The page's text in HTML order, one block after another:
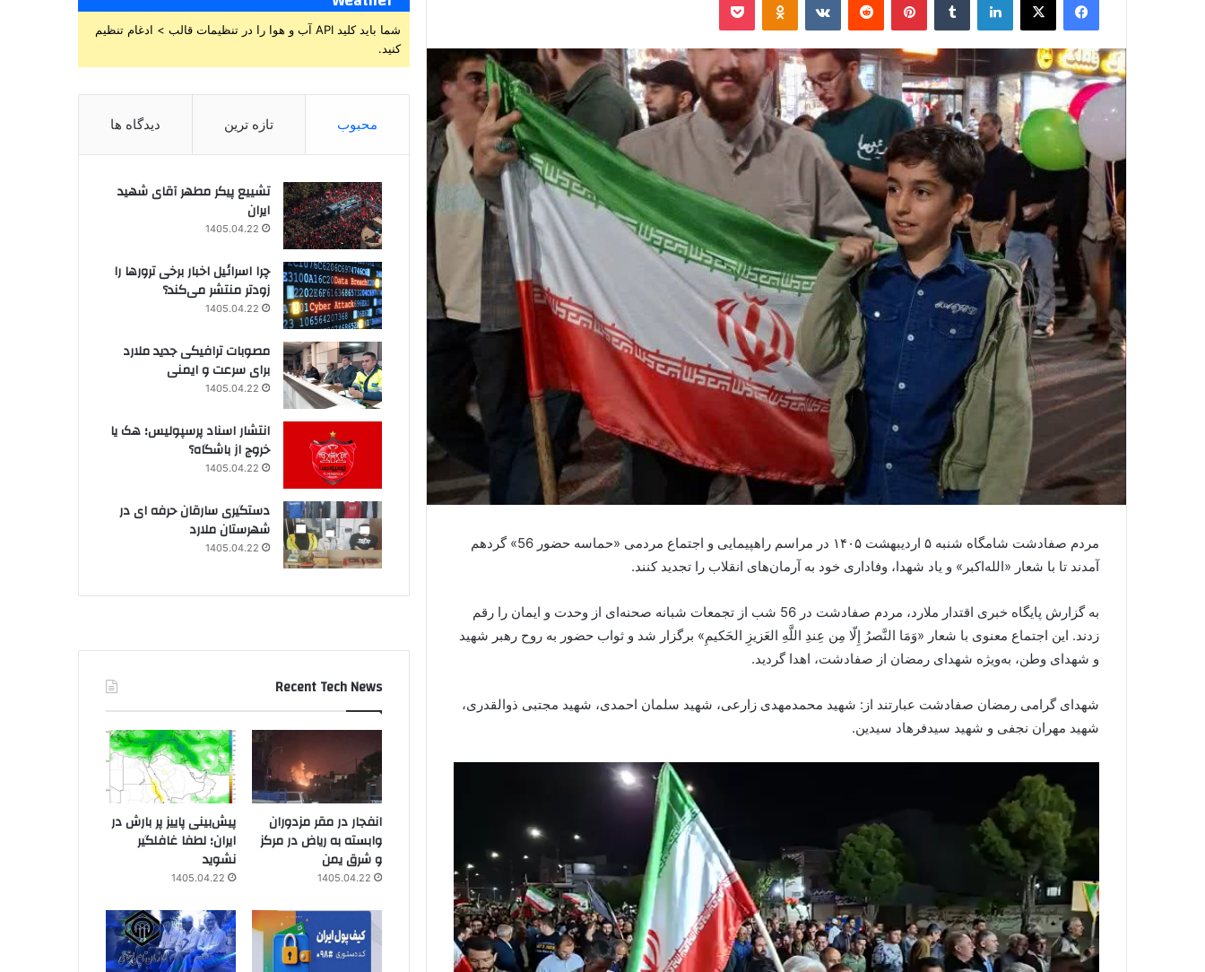
ایمیل
مردم صفادشت شامگاه شنبه ۵ اردیبهشت ۱۴۰۵ در مراسم راهپیمایی و اجتماع مردمی «حماسه حضور 56» گردهم
آمدند تا با شعار «الله‌اکبر» و یاد شهدا، وفاداری خود به آرمان‌های انقلاب را تجدید کنند.
به گزارش پایگاه خبری اقتدار ملارد، مردم صفادشت در 56 شب از تجمعات شبانه صحنه‌ای از وحدت و ایمان را رقم
زدند. این اجتماع معنوی با شعار «وَمَا النَّصرُ إِلّا مِن عِندِ اللَّهِ العَزيزِ الحَكيمِ» برگزار شد و ثواب حضور به روح رهبر شهید
و شهدای وطن، به‌ویژه شهدای رمضان از صفادشت، اهدا گردید.
شهدای گرامی رمضان صفادشت عبارتند از: شهید محمدمهدی زارعی، شهید سلمان احمدی، شهید مجتبی ذوالقدری،
شهید مهران نجفی و شهید سیدفرهاد سیدین.
شما باید کلید API آب و هوا را در تنظیمات قالب > ادغام تنظیم
کنید.
محبوب تازه ترین دیدگاه ها
تشییع پیکر مطهر آقای شهید
ایران
1405.04.22
چرا اسرائیل اخبار برخی ترورها را
زودتر منتشر می‌کند؟
1405.04.22
مصوبات ترافیکی جدید ملارد
برای سرعت و ایمنی
1405.04.22
انتشار اسناد پرسپولیس؛ هک یا
خروج از باشگاه؟
1405.04.22
دستگیری سارقان حرفه ای در
شهرستان ملارد
1405.04.22
Recent Tech News
انفجار در مقر مزدوران
وابسته به ریاض در مرکز
و شرق یمن
1405.04.22
پیش‌بینی پاییز پر بارش در
ایران؛ لطفا غافلگیر
نشوید
1405.04.22